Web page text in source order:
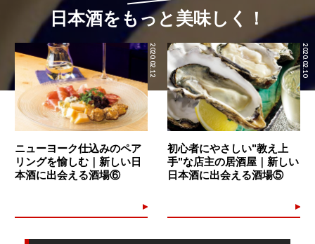
日本酒をもっと美味しく！
2020.02.12
ニューヨーク仕込みのペア
リングを愉しむ｜新しい日
本酒に出会える酒場⑥
2020.02.10
初心者にやさしい"教え上
手"な店主の居酒屋｜新しい
日本酒に出会える酒場⑤